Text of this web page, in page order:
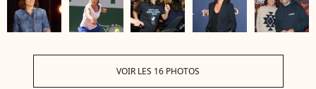
VOIR LES 16 PHOTOS